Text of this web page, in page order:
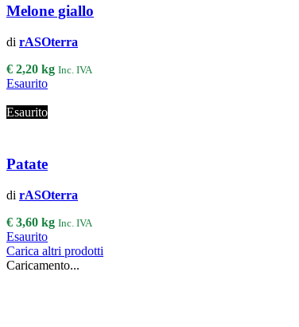
Melone giallo
di rASOterra
€ 2,20 kg Inc. IVA
Esaurito
Esaurito
Patate
di rASOterra
€ 3,60 kg Inc. IVA
Esaurito
Carica altri prodotti
Caricamento...